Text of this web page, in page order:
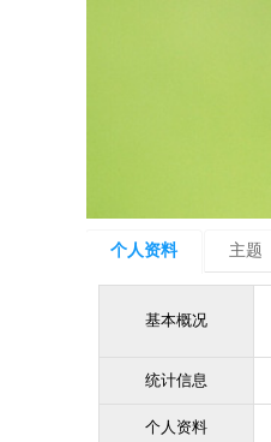
个人资料 主题
基本概况
统计信息
个人资料